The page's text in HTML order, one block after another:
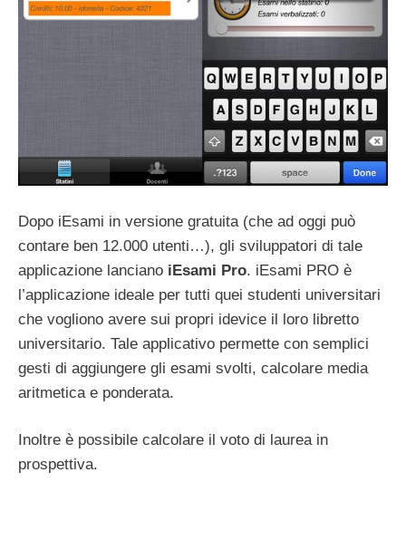
Dopo iEsami in versione gratuita (che ad oggi può
contare ben 12.000 utenti…), gli sviluppatori di tale
applicazione lanciano iEsami Pro. iEsami PRO è
l’applicazione ideale per tutti quei studenti universitari
che vogliono avere sui propri idevice il loro libretto
universitario. Tale applicativo permette con semplici
gesti di aggiungere gli esami svolti, calcolare media
aritmetica e ponderata.
Inoltre è possibile calcolare il voto di laurea in
prospettiva.